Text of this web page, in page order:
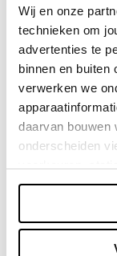
Wij en onze
technieken om
advertenties te
binnen en buiten
verwerken we
daarvan bouwen
onderscheiden
noodzakelijke
Je kunt alle
via "Voorkeuren
moment